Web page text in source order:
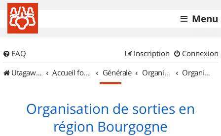
Menu
FAQ Connexion
Inscription
UtagawaVTT (Randos VTT et VTTAE avec traces GPS)
Accueil forum Générale Organisation de sorties & Recherche de partenaires Organisation de sorties en région Bourgogne
Organisation de sorties en
région Bourgogne